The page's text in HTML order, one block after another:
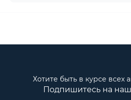
Хотите быть в курсе всех
Подпишитесь на